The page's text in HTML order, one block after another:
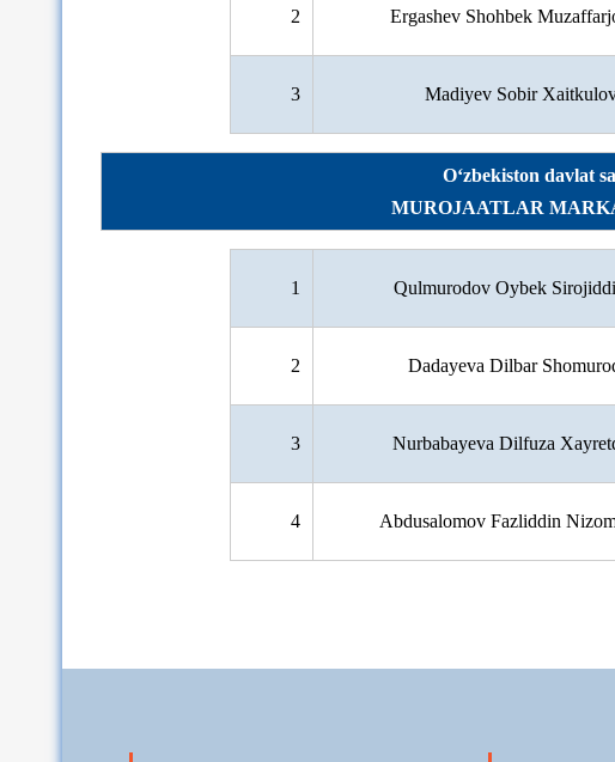
2 Ergashev Shohbek
3 Madiyev Sobir
O‘zbekiston davlat
MUROJAATLAR
1 Qulmurodov Oybek
2 Dadayeva Dilbar
3 Nurbabayeva Dilfuza
4 Abdusalomov Fazliddin